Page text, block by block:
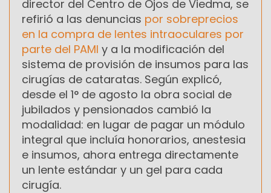
director del Centro de Ojos de Viedma, se
refirió a las denuncias por sobreprecios
en la compra de lentes intraoculares por
parte del PAMI y a la modificación del
sistema de provisión de insumos para las
cirugías de cataratas. Según explicó,
desde el 1° de agosto la obra social de
jubilados y pensionados cambió la
modalidad: en lugar de pagar un módulo
integral que incluía honorarios, anestesia
e insumos, ahora entrega directamente
un lente estándar y un gel para cada
cirugía.